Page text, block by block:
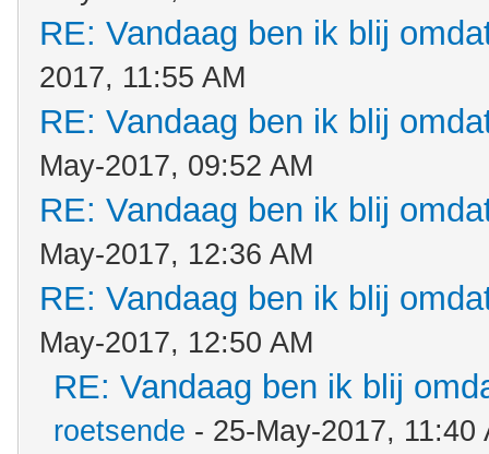
RE: Vandaag ben ik blij
2017, 11:55 AM
RE: Vandaag ben ik blij
May-2017, 09:52 AM
RE: Vandaag ben ik blij
May-2017, 12:36 AM
RE: Vandaag ben ik blij
May-2017, 12:50 AM
RE: Vandaag ben ik blij
roetsende - 25-May-2017, 11:40